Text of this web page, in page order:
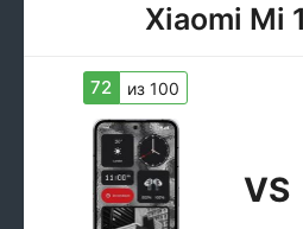
Xiaomi Mi
72 из 100
VS